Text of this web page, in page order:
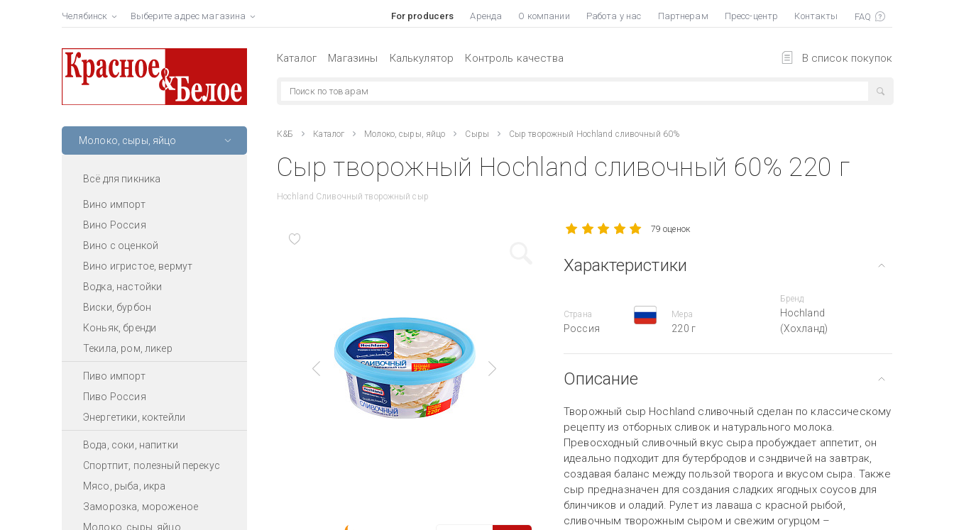
Челябинск Выберите адрес магазина For producers Аренда О компании Работа у нас Партнерам Пресс-центр Контакты
В список покупок
Каталог Магазины Калькулятор Контроль качества
Молоко, сыры, яйцо
Всё для пикника
Вино импорт
Вино Россия
Вино с оценкой
Вино игристое, вермут
Водка, настойки
Виски, бурбон
Коньяк, бренди
Текила, ром, ликер
Пиво импорт
Пиво Россия
Энергетики, коктейли
Вода, соки, напитки
Спортпит, полезный перекус
Мясо, рыба, икра
Заморозка, мороженое
Молоко, сыры, яйцо
К&Б Каталог Молоко, сыры, яйцо Сыры Сыр творожный Hochland сливочный 60%
Сыр творожный Hochland сливочный 60% 220 г
Hochland Сливочный творожный сыр
79 оценок
Характеристики
Страна
Россия
Мера
220 г
Бренд
Hochland
(Хохланд)
Описание
Творожный сыр Hochland сливочный сделан по классическому
рецепту из отборных сливок и натурального молока.
Превосходный сливочный вкус сыра пробуждает аппетит, он
идеально подходит для бутербродов и сэндвичей на завтрак,
создавая баланс между пользой творога и вкусом сыра. Также
сыр предназначен для создания сладких ягодных соусов для
блинчиков и оладий. Рулет из лаваша с красной рыбой,
сливочным творожным сыром и свежим огурцом –